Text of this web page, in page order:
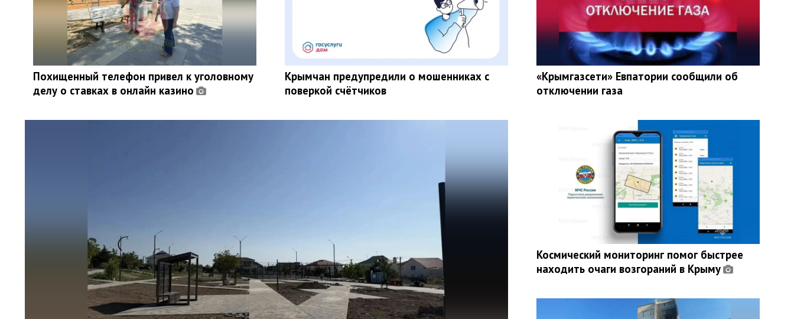
Похищенный телефон привел к уголовному
делу о ставках в онлайн казино
Крымчан предупредили о мошенниках с
поверкой счётчиков
«Крымгазсети» Евпатории сообщили об
отключении газа
Космический мониторинг помог быстрее
находить очаги возгораний в Крыму